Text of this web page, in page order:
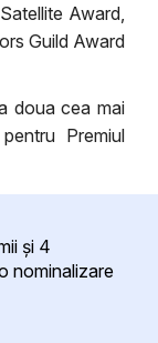
Award,
Guild Award
doua cea mai
Premiul
şi 4
nominalizare